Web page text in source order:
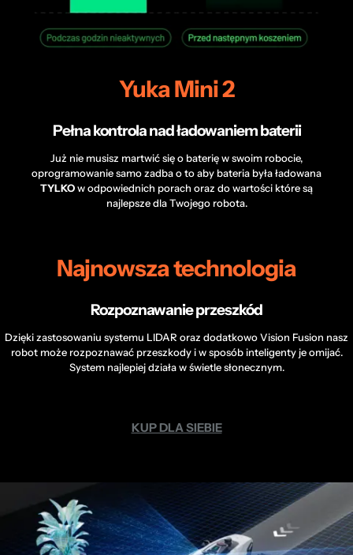
Yuka Mini 2
Pełna kontrola nad ładowaniem baterii
Już nie musisz martwić się o baterię w swoim robocie,
oprogramowanie samo zadba o to aby bateria była ładowana
TYLKOw odpowiednich porach oraz do wartości które są
najlepsze dla Twojego robota.
Najnowsza technologia
Rozpoznawanie przeszkód
Dzięki zastosowaniu systemu LIDAR oraz dodatkowo Vision Fusion nasz
robot może rozpoznawać przeszkody i w sposób inteligenty je omijać.
System najlepiej działa w świetle słonecznym.
KUP DLA SIEBIE